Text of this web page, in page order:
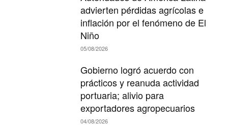
advierten pérdidas agrícolas e
inflación por el fenómeno de El
Niño
05/08/2026
Gobierno logró acuerdo con
prácticos y reanuda actividad
portuaria; alivio para
exportadores agropecuarios
04/08/2026